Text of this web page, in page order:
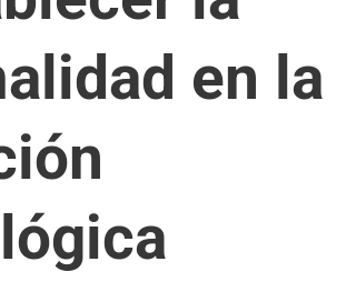
en la